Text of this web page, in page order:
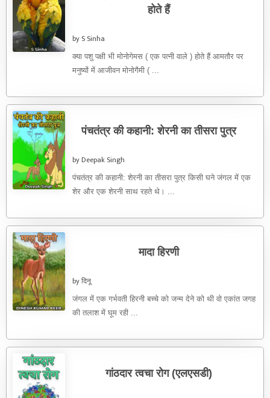
होते हैं
by S Sinha
क्या पशु पक्षी भी मोनोगेमस ( एक पत्नी वाले ) होते हैं आमतौर पर
मनुष्यों में आजीवन मोनोगैमी ( ...
पंचतंत्र की कहानी: शेरनी का तीसरा पुत्र
by Deepak Singh
पंचतंत्र की कहानी: शेरनी का तीसरा पुत्र किसी घने जंगल में एक
शेर और एक शेरनी साथ रहते थे। ...
मादा हिरणी
by दिनू
जंगल में एक गर्भवती हिरनी बच्चे को जन्म देने को थी वो एकांत जगह
की तलाश में घूम रही ...
गांठदार त्वचा रोग (एलएसडी)